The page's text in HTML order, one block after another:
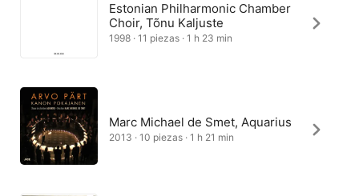
Estonian Philharmonic Chamber
Choir, Tõnu Kaljuste
1998 · 11 piezas · 1 h 23 min
Marc Michael de Smet, Aquarius
2013 · 10 piezas · 1 h 21 min